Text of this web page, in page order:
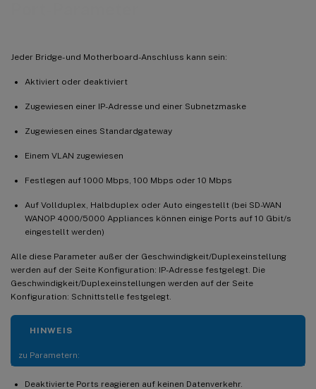
Jeder Bridge- und Motherboard-Anschluss kann sein:
Aktiviert oder deaktiviert
Zugewiesen einer IP-Adresse und einer Subnetzmaske
Zugewiesen eines Standardgateway
Einem VLAN zugewiesen
Festlegen auf 1000 Mbps, 100 Mbps oder 10 Mbps
Auf Vollduplex, Halbduplex oder Auto eingestellt (bei SD-WAN
WANOP 4000/5000 Appliances können einige Ports auf 10 Gbit/s
eingestellt werden)
Alle diese Parameter außer der Geschwindigkeit/Duplexeinstellung
werden auf der Seite Konfiguration: IP-Adresse festgelegt. Die
Geschwindigkeit/Duplexeinstellungen werden auf der Seite
Konfiguration: Schnittstelle festgelegt.
HINWEIS
zu Parametern:
Deaktivierte Ports reagieren auf keinen Datenverkehr.